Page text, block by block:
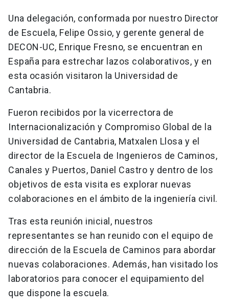
Una delegación, conformada por nuestro Director
de Escuela, Felipe Ossio, y gerente general de
DECON-UC, Enrique Fresno, se encuentran en
España para estrechar lazos colaborativos, y en
esta ocasión visitaron la Universidad de
Cantabria.
Fueron recibidos por la vicerrectora de
Internacionalización y Compromiso Global de la
Universidad de Cantabria, Matxalen Llosa y el
director de la Escuela de Ingenieros de Caminos,
Canales y Puertos, Daniel Castro y dentro de los
objetivos de esta visita es explorar nuevas
colaboraciones en el ámbito de la ingeniería civil.
Tras esta reunión inicial, nuestros
representantes se han reunido con el equipo de
dirección de la Escuela de Caminos para abordar
nuevas colaboraciones. Además, han visitado los
laboratorios para conocer el equipamiento del
que dispone la escuela.